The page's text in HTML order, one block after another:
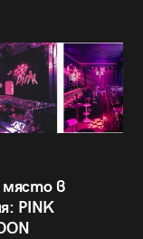
място в
PINK